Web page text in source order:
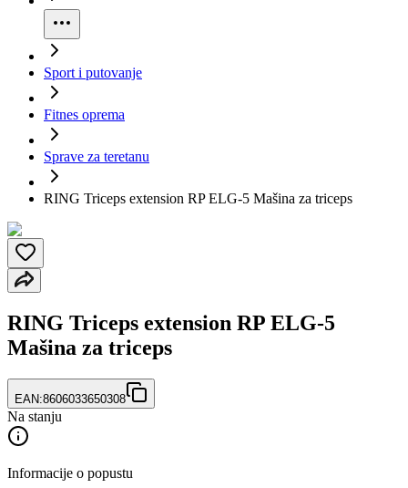
Sport i putovanje
Fitnes oprema
Sprave za teretanu
RING Triceps extension RP ELG-5 Mašina za triceps
RING Triceps extension RP ELG-5
Mašina za triceps
EAN:8606033650308
Na stanju
Informacije o popustu